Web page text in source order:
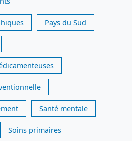
Pays du Sud
Santé mentale
Soins primaires